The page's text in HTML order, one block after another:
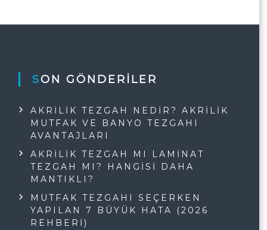
SON GÖNDERILER
AKRILIK TEZGAH NEDIR? AKRILIK
MUTFAK VE BANYO TEZGAHI
AVANTAJLARI
AKRILIK TEZGAH MI LAMINAT
TEZGAH MI? HANGISI DAHA
MANTIKLI?
MUTFAK TEZGAHI SEÇERKEN
YAPILAN 7 BÜYÜK HATA (2026
REHBERI)